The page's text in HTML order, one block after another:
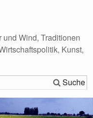
und Wind, Traditionen
Kunst,
Suche